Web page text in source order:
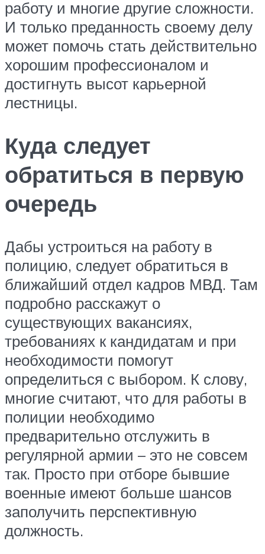
работу и многие другие сложности.
И только преданность своему делу
может помочь стать действительно
хорошим профессионалом и
достигнуть высот карьерной
лестницы.
Куда следует
обратиться в первую
очередь
Дабы устроиться на работу в
полицию, следует обратиться в
ближайший отдел кадров МВД. Там
подробно расскажут о
существующих вакансиях,
требованиях к кандидатам и при
необходимости помогут
определиться с выбором. К слову,
многие считают, что для работы в
полиции необходимо
предварительно отслужить в
регулярной армии – это не совсем
так. Просто при отборе бывшие
военные имеют больше шансов
заполучить перспективную
должность.